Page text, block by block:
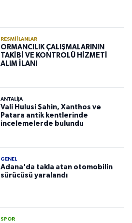
RESMI İLANLAR
ORMANCILIK ÇALIŞMALARININ
TAKİBİ VE KONTROLÜ HİZMETİ
ALIM İLANI
ANTALIJA
Vali Hulusi Şahin, Xanthos ve
Patara antik kentlerinde
incelemelerde bulundu
GENEL
Adana'da takla atan otomobilin
sürücüsü yaralandı
SPOR